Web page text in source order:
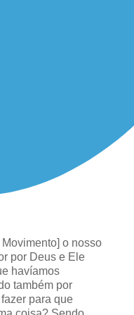
o nosso
por Deus e Ele
havíamos
também por
para que